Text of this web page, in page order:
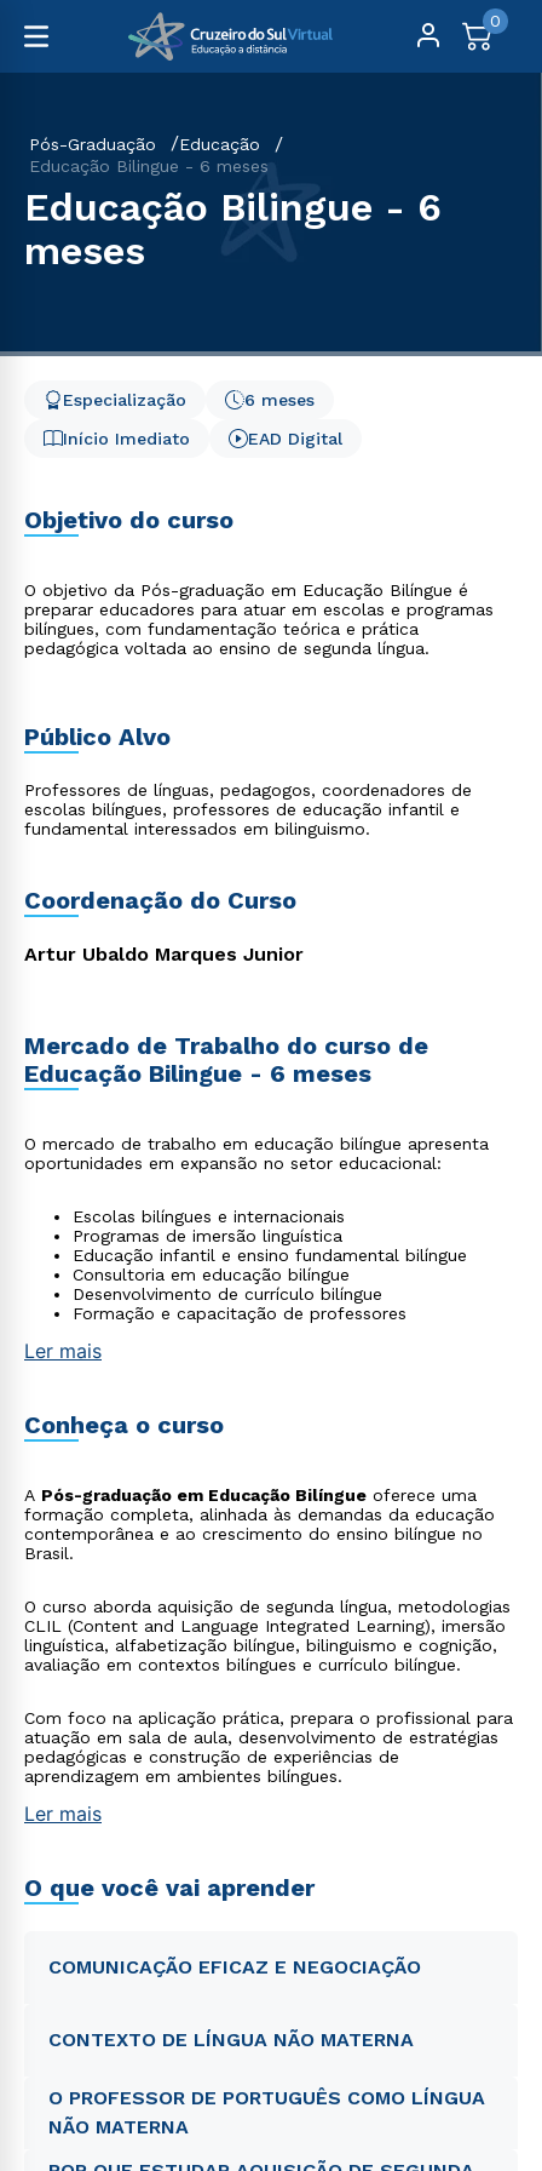
0
Pós-Graduação
Educação
Educação Bilingue - 6 meses
Educação Bilingue - 6
meses
Início Imediato
6 meses
Especialização
EAD Digital
Objetivo do curso
O objetivo da Pós-graduação em Educação Bilíngue é
preparar educadores para atuar em escolas e programas
bilíngues, com fundamentação teórica e prática
pedagógica voltada ao ensino de segunda língua.
Público Alvo
Professores de línguas, pedagogos, coordenadores de
escolas bilíngues, professores de educação infantil e
fundamental interessados em bilinguismo.
Coordenação do Curso
Artur Ubaldo Marques Junior
Mercado de Trabalho do curso de
Educação Bilingue - 6 meses
O mercado de trabalho em educação bilíngue apresenta
oportunidades em expansão no setor educacional:
Escolas bilíngues e internacionais
Programas de imersão linguística
Educação infantil e ensino fundamental bilíngue
Consultoria em educação bilíngue
Desenvolvimento de currículo bilíngue
Formação e capacitação de professores
Ler mais
Conheça o curso
A Pós-graduação em Educação Bilíngue oferece uma
formação completa, alinhada às demandas da educação
contemporânea e ao crescimento do ensino bilíngue no
Brasil.
O curso aborda aquisição de segunda língua, metodologias
CLIL (Content and Language Integrated Learning), imersão
linguística, alfabetização bilíngue, bilinguismo e cognição,
avaliação em contextos bilíngues e currículo bilíngue.
Com foco na aplicação prática, prepara o profissional para
atuação em sala de aula, desenvolvimento de estratégias
pedagógicas e construção de experiências de
aprendizagem em ambientes bilíngues.
Ler mais
O que você vai aprender
COMUNICAÇÃO EFICAZ E NEGOCIAÇÃO
CONTEXTO DE LÍNGUA NÃO MATERNA
O PROFESSOR DE PORTUGUÊS COMO LÍNGUA
NÃO MATERNA